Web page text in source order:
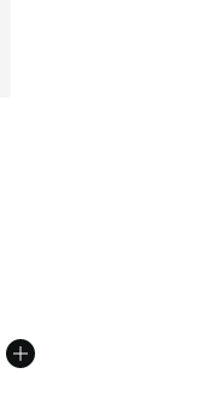
von € 34,99 auf €